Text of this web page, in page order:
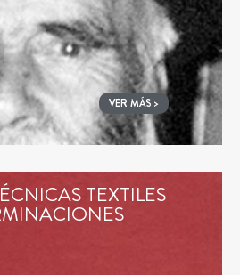
VER MÁS >
TEXTILES